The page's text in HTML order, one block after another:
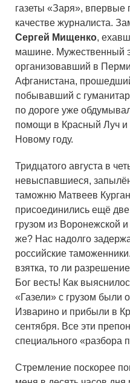
газеты «Заря»,
качестве журналиста.
Сергей Мищенко,
машине. Мужественный
организовавший в
Афганистана,
побывавший с
по дороге уже
помощи в Красный Луч и
Новому году.
Тридцатого августа в
невыспавшиеся,
таможню Матвеев
присоединились ещё
грузом из Воронежской
же? Нас надолго
российские
взятка, то ли
Бог весть! Как
«Газели» с грузом были
Изварино и прибыли в
сентября. Все эти
специального «разбора
Стремление поскорее